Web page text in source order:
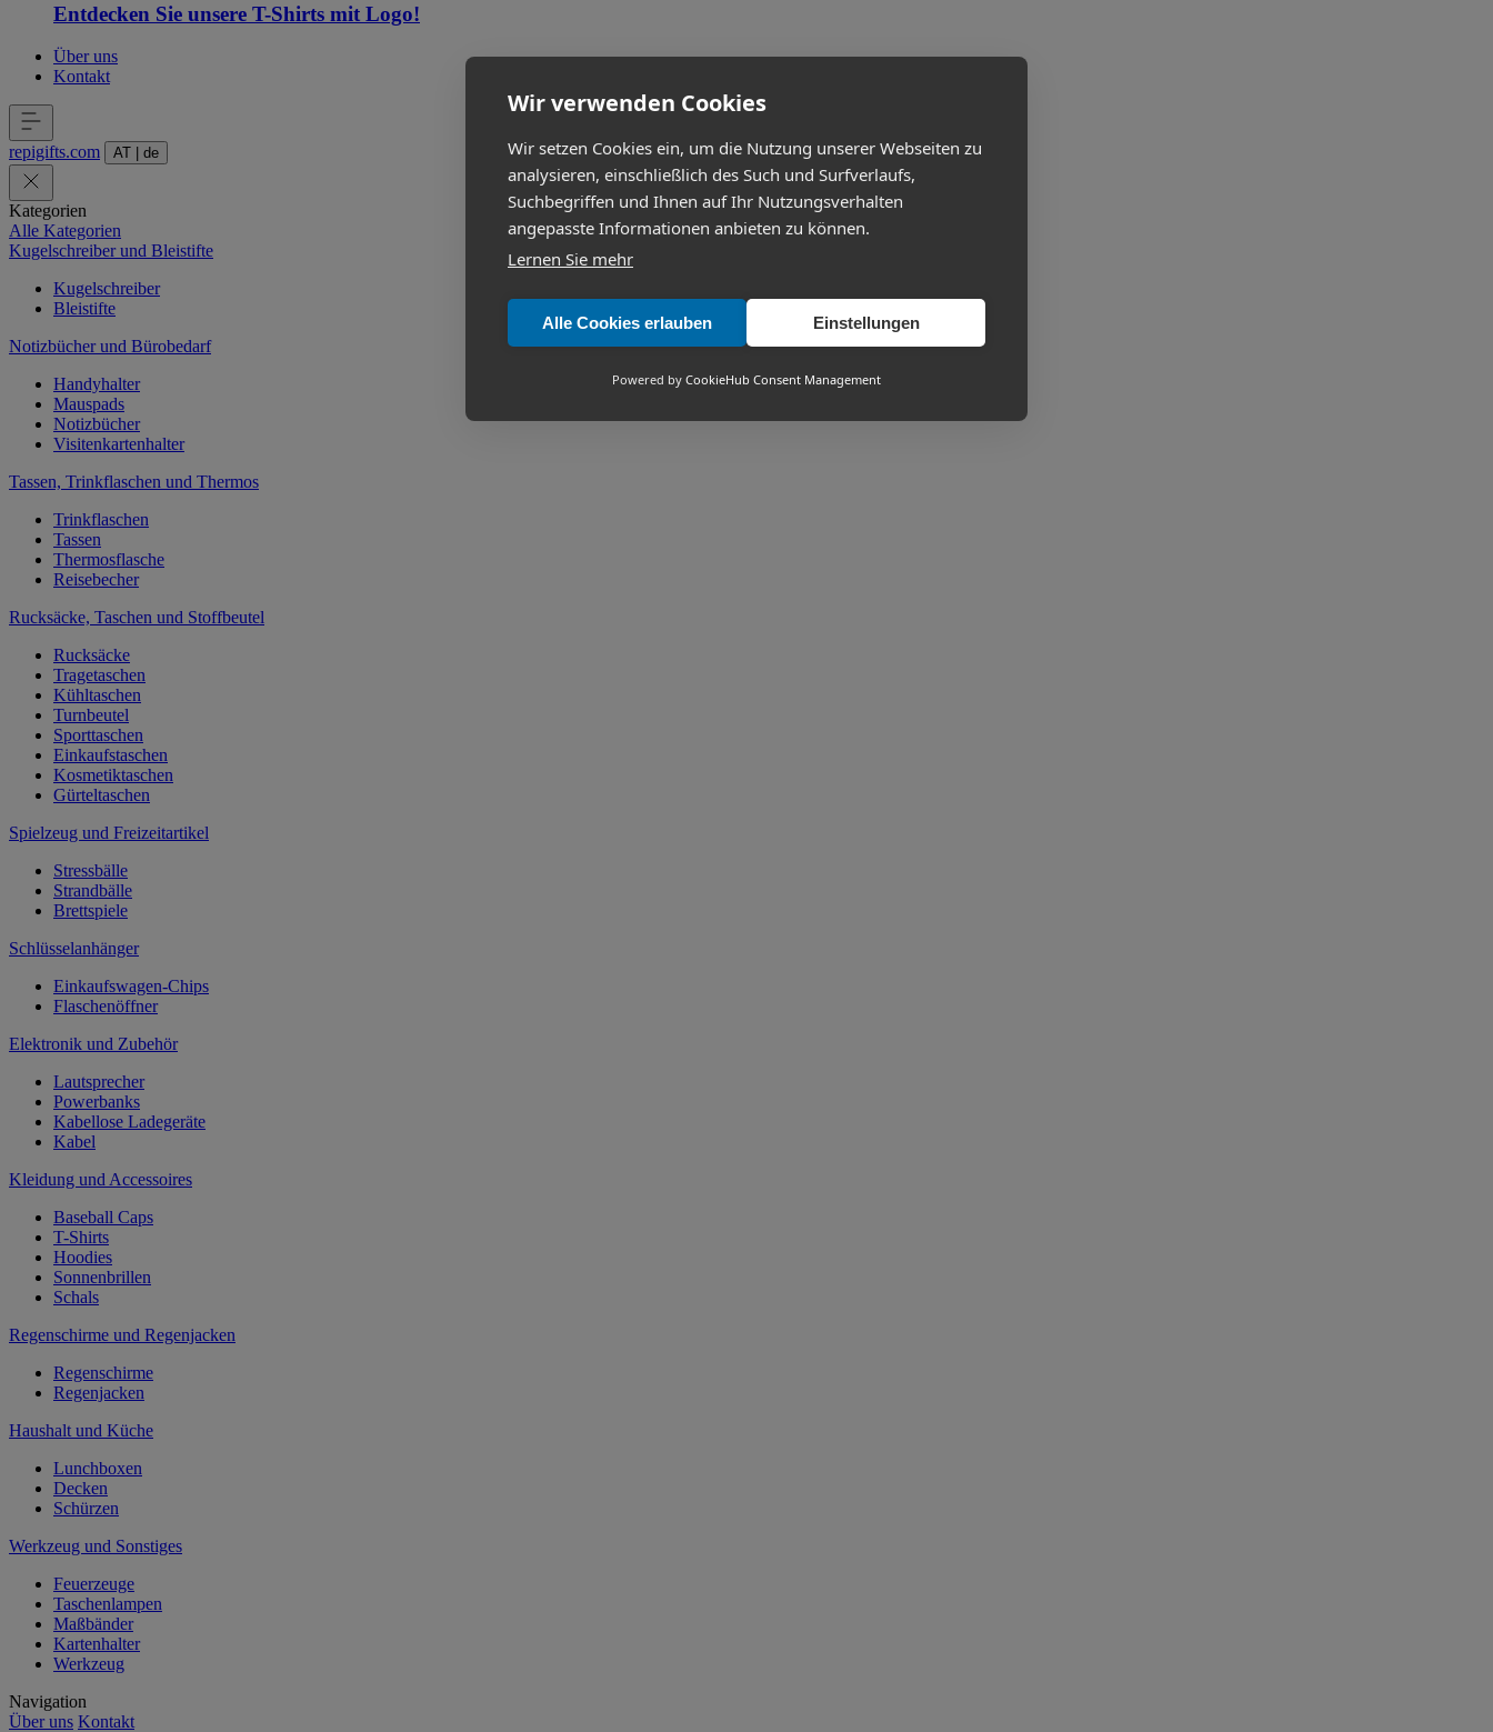
Wir verwenden Cookies
Wir setzen Cookies ein, um die Nutzung unserer Webseiten zu
analysieren, einschließlich des Such und Surfverlaufs,
Suchbegriffen und Ihnen auf Ihr Nutzungsverhalten
angepasste Informationen anbieten zu können.
Lernen Sie mehr
Alle Cookies erlauben Einstellungen
Powered by CookieHub Consent Management
Entdecken Sie unsere T-Shirts mit Logo!
Über uns
Kontakt
repigifts.com AT de
Kategorien
Alle Kategorien
Kugelschreiber und Bleistifte
Kugelschreiber
Bleistifte
Notizbücher und Bürobedarf
Handyhalter
Mauspads
Notizbücher
Visitenkartenhalter
Tassen, Trinkflaschen und Thermos
Trinkflaschen
Tassen
Thermosflasche
Reisebecher
Rucksäcke, Taschen und Stoffbeutel
Rucksäcke
Tragetaschen
Kühltaschen
Turnbeutel
Sporttaschen
Einkaufstaschen
Kosmetiktaschen
Gürteltaschen
Spielzeug und Freizeitartikel
Stressbälle
Strandbälle
Brettspiele
Schlüsselanhänger
Einkaufswagen-Chips
Flaschenöffner
Elektronik und Zubehör
Lautsprecher
Powerbanks
Kabellose Ladegeräte
Kabel
Kleidung und Accessoires
Baseball Caps
T-Shirts
Hoodies
Sonnenbrillen
Schals
Regenschirme und Regenjacken
Regenschirme
Regenjacken
Haushalt und Küche
Lunchboxen
Decken
Schürzen
Werkzeug und Sonstiges
Feuerzeuge
Taschenlampen
Maßbänder
Kartenhalter
Werkzeug
Navigation
Über uns Kontakt